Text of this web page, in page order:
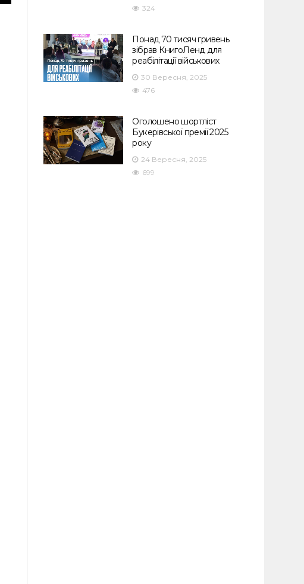
324
Понад 70 тисяч гривень
зібрав КнигоЛенд для
реабілітації військових
30 Вересня, 2025
476
Оголошено шортліст
Букерівської премії 2025
року
24 Вересня, 2025
699